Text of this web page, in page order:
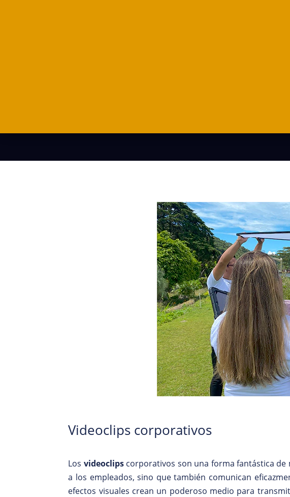
Videoclips corporativos
Los videoclipscorporativos son una forma fantástica de
a los empleados, sino que también comunican
efectos visuales crean un poderoso medio para